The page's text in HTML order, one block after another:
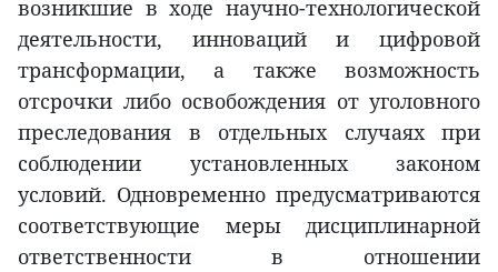
возникшие в ходе научно-технологической
деятельности, инноваций и цифровой
трансформации, а также возможность
отсрочки либо освобождения от уголовного
преследования в отдельных случаях при
соблюдении установленных законом
условий. Одновременно предусматриваются
соответствующие меры дисциплинарной
ответственности в отношении